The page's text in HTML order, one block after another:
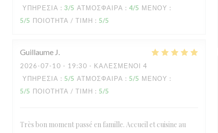
ΥΠΗΡΕΣΊΑ : 3/5 ΑΤΜΌΣΦΑΙΡΑ : 4/5 ΜΕΝΟΎ :
5/5 ΠΟΙΌΤΗΤΑ / ΤΙΜΉ : 5/5
Guillaume J
2026-07-10 - 19:30 - ΚΑΛΕΣΜΈΝΟΙ 4
ΥΠΗΡΕΣΊΑ : 5/5 ΑΤΜΌΣΦΑΙΡΑ : 5/5 ΜΕΝΟΎ :
5/5 ΠΟΙΌΤΗΤΑ / ΤΙΜΉ : 5/5
Très bon moment passé en famille. Accueil et cuisine au